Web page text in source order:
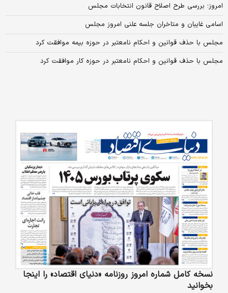
امروز؛ بررسی طرح اصلاح قانون انتخابات مجلس
اسامی غایبان و متاخران جلسه علنی امروز مجلس
مجلس با حذف قوانین و احکام نامعتبر در حوزه بیمه موافقت کرد
مجلس با حذف قوانین و احکام نامعتبر در حوزه کار موافقت کرد
نسخه کامل شماره امروز روزنامه «دنیای‌ اقتصاد» را اینجا
بخوانید